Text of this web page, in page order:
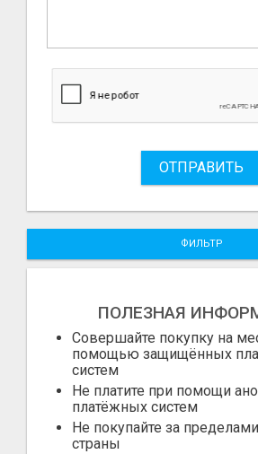
ОТПРАВИТЬ
ФИЛЬТР
ПОЛЕЗНАЯ
Совершайте покупку на
помощью защищённых
систем
Не платите при помощи
платёжных систем
Не покупайте за
страны